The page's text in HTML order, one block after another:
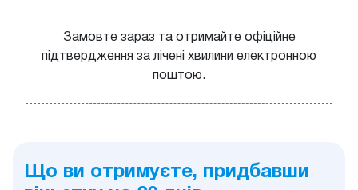
Замовте зараз та отримайте офіційне
підтвердження за лічені хвилини електронною
поштою.
Що ви отримуєте, придбавши